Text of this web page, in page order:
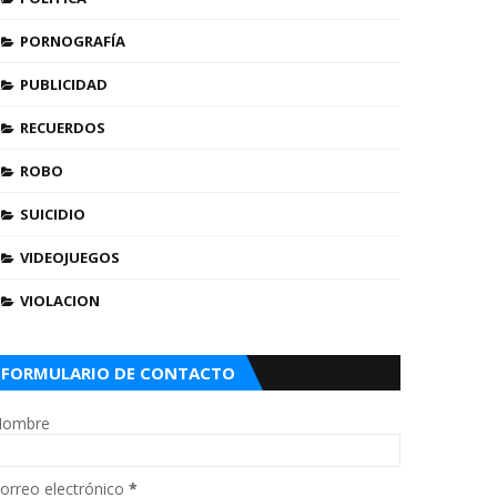
PORNOGRAFÍA
PUBLICIDAD
RECUERDOS
ROBO
SUICIDIO
VIDEOJUEGOS
VIOLACION
FORMULARIO DE CONTACTO
electrónico *